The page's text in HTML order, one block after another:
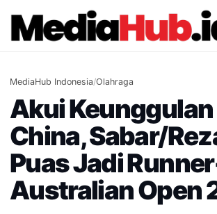
content
MediaHub Indonesia/Olahraga
Akui Keunggulan
China, Sabar/
Puas Jadi
Australian Open